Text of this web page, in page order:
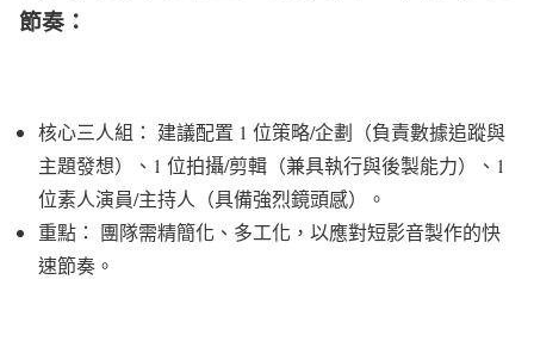
節奏：
核心三人組： 建議配置 1 位策略/企劃（負責數據追蹤與
主題發想）、1 位拍攝/剪輯（兼具執行與後製能力）、1
位素人演員/主持人（具備強烈鏡頭感）。
重點： 團隊需精簡化、多工化，以應對短影音製作的快
速節奏。